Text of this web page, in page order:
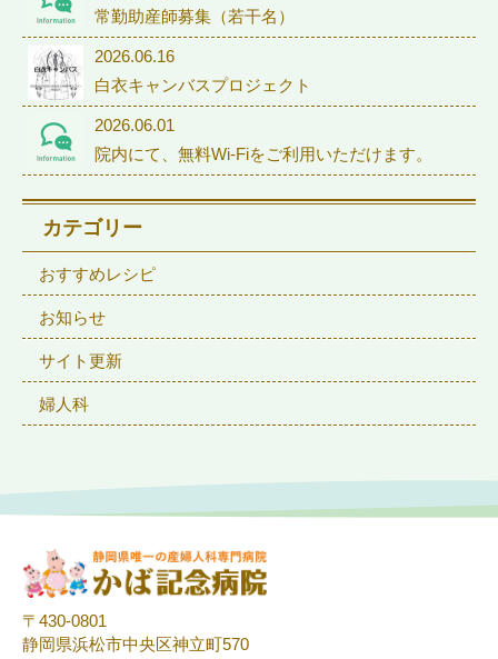
常勤助産師募集（若干名）
2026.06.16
白衣キャンバスプロジェクト
2026.06.01
院内にて、無料Wi-Fiをご利用いただけます。
カテゴリー
おすすめレシピ
お知らせ
サイト更新
婦人科
〒430-0801
静岡県浜松市中央区神立町570